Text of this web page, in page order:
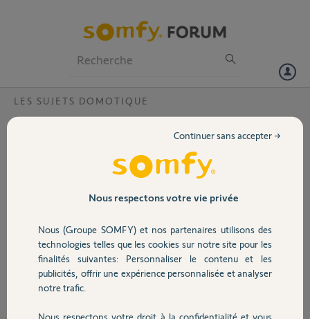
Volet
Sécurité
Domotique
LES SUJETS DOMOTIQUE
Bug Tahoma / pac atlantic ?
Lorsque je veux piloter à distance ma Pac atlantic
alféa bi-zone, si je demande la mise en marche
de la zone plein pied, celle ci se met en mode éco
et c'est la zone sous sol qui se met en marche.
fonctionne bien.
Surprenant, ça ressemble à un bug de
l'application.
Pourriez vous me confirmer ?
Nous respectons votre vie privée
Nous (Groupe SOMFY) et nos partenaires utilisons des
technologies telles que les cookies sur notre site pour les
finalités suivantes: Personnaliser le contenu et les
publicités, offrir une expérience personnalisée et analyser
notre trafic.
Nous respectons votre droit à la confidentialité et vous
Continuer sans accepter →